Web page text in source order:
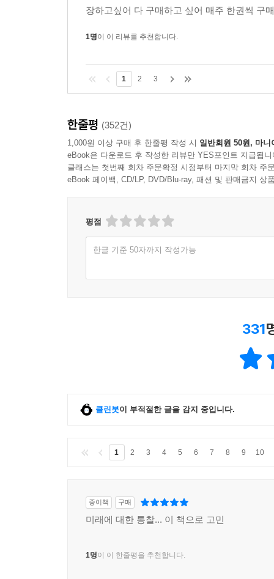
장하고싶어 다 구매하고 싶어 매주 한권씩 구
1명이 이 리뷰를 추천합니다.
1 2 3
한줄평 (352건)
1,000원 이상 구매 후 한줄평 작성 시 일반회원 50원, 마니
eBook은 다운로드 후 작성한 리뷰만 YES포인트 지급됩니
클래스는 첫번째 회차 주문확정 시점부터 마지막 회차 주
eBook 페이백, CD/LP, DVD/Blu-ray, 패션 및 판매금지 상
평점
한글 기준 50자까지 작성가능
331
클린봇이 부적절한 글을 감지 중입니다.
1 2 3 4 5 6 7 8 9 10
종이책 구매
미래에 대한 통찰... 이 책으로 고민
1명이 이 한줄평을 추천합니다.